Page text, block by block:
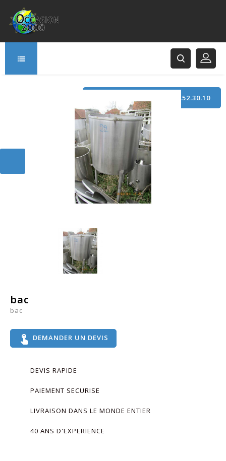
TÉLÉPHONE : +33 (0)3.21.52.30.10
62120 Saint-Hilaire-Cottes
bac
bac
touch_app DEMANDER UN DEVIS
DEVIS RAPIDE
PAIEMENT SECURISE
LIVRAISON DANS LE MONDE ENTIER
40 ANS D'EXPERIENCE